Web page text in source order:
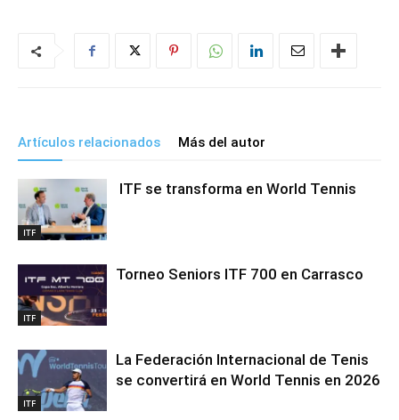
Artículos relacionados Más del autor
ITF
ITF se transforma en World Tennis
ITF
Torneo Seniors ITF 700 en Carrasco
ITF
La Federación Internacional de Tenis
se convertirá en World Tennis en 2026